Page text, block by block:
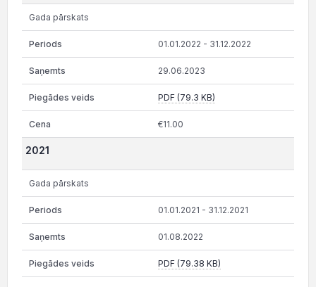
Gada pārskats
01.01.2022 - 31.12.2022
29.06.2023
PDF (79.3 KB)
€11.00
2021
Gada pārskats
01.01.2021 - 31.12.2021
01.08.2022
PDF (79.38 KB)